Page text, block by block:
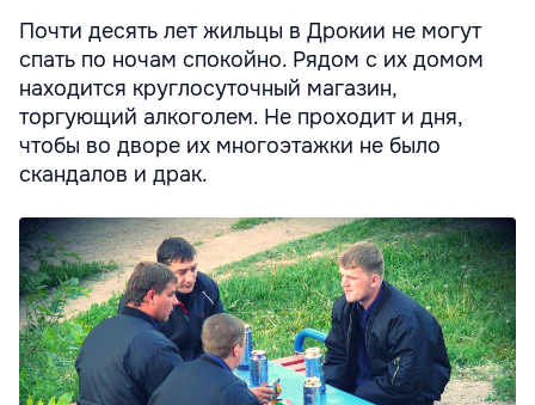
Почти десять лет жильцы в Дрокии не могут
спать по ночам спокойно. Рядом с их домом
находится круглосуточный магазин,
торгующий алкоголем. Не проходит и дня,
чтобы во дворе их многоэтажки не было
скандалов и драк.